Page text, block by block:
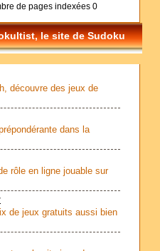
de pages indexées 0
le site de Sudoku
découvre des jeux de
dans la
rôle en ligne jouable sur
de jeux gratuits aussi bien